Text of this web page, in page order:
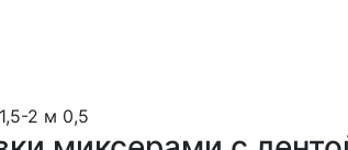
1,5-2 м 0,5